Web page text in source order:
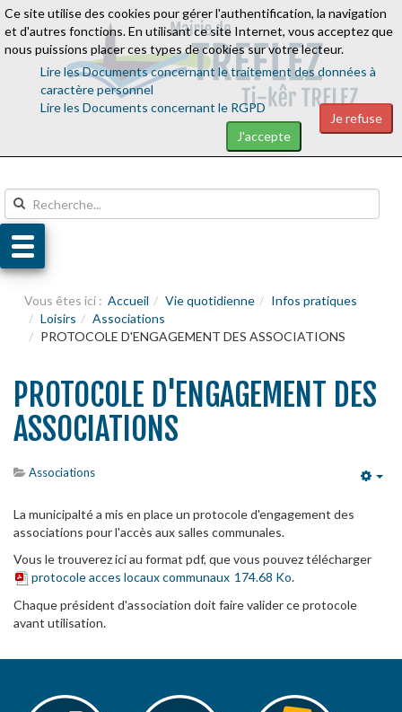
Aller au contenu Aller au menu
Vous êtes ici : Accueil Vie quotidienne
Infos pratiques
Loisirs
Associations
PROTOCOLE D'ENGAGEMENT DES ASSOCIATIONS
PROTOCOLE D'ENGAGEMENT DES
ASSOCIATIONS
Associations
La municipalté a mis en place un protocole d'engagement des
associations pour l'accès aux salles communales.
Vous le trouverez ici au format pdf, que vous pouvez télécharger
protocole acces locaux communaux 174.68 Ko.
Chaque président d'association doit faire valider ce protocole
avant utilisation.
Ce site utilise des cookies pour gérer l'authentification, la navigation
et d'autres fonctions. En utilisant ce site Internet, vous acceptez que
nous puissions placer ces types de cookies sur votre lecteur.
Lire les Documents concernant le traitement des données à
caractère personnel
Lire les Documents concernant le RGPD
Je refuse
J'accepte